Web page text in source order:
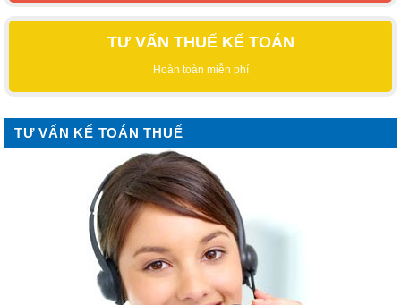
TƯ VẤN THUẾ KẾ TOÁN
Hoàn toàn miễn phí
TƯ VẤN KẾ TOÁN THUẾ